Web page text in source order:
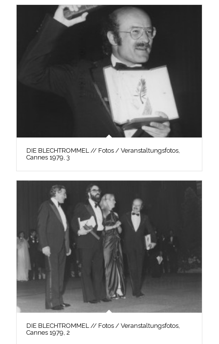
DIE BLECHTROMMEL // Fotos / Veranstaltungsfotos,
Cannes 1979, 3
DIE BLECHTROMMEL // Fotos / Veranstaltungsfotos,
Cannes 1979, 2